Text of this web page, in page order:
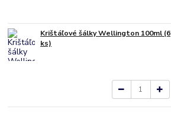
Krištáľové šálky Wellington 100ml (6
ks)